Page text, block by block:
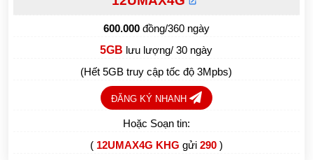
600.000đồng/360 ngày
5GB lưu lượng/ 30 ngày
(Hết 5GB truy cập tốc độ 3Mpbs)
ĐĂNG KÝ NHANH
Hoặc Soạn tin:
( 12UMAX4G KHG gửi 290 )